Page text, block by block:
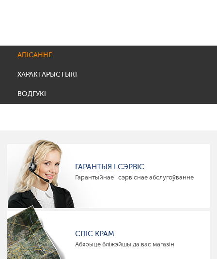
АПІСАННЕ
ХАРАКТАРЫСТЫКІ
ВОДГУКІ
ГАРАНТЫЯ І СЭРВІС
Гарантыйнае і сэрвіснае абслугоўванне
СПІС КРАМ
Абярыце бліжэйшы да вас магазін